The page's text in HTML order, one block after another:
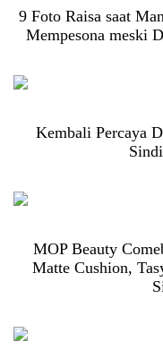
9 Foto Raisa saat
Mempesona meski
Kembali Percaya
MOP Beauty
Matte Cushion,